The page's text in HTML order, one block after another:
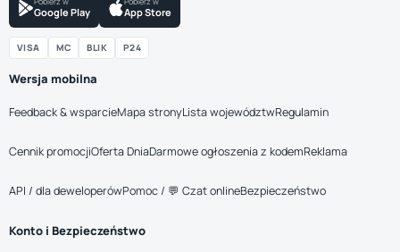
Google Play App Store
VISA MC BLIK P24
Wersja mobilna
Feedback & wsparcieMapa stronyLista województwRegulamin
Cennik promocjiOferta DniaDarmowe ogłoszenia z kodemReklama
API / dla deweloperówPomoc / 💬 Czat onlineBezpieczeństwo
Konto i Bezpieczeństwo